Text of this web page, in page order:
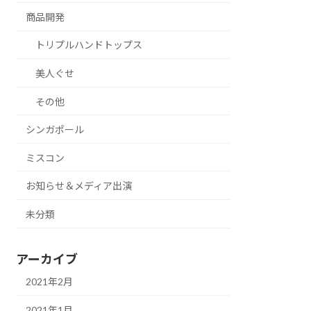
商品開発
トリプルハンドトップス
美人ぐせ
その他
シンガポール
ミスコン
お知らせ＆メディア出演
未分類
アーカイブ
2021年2月